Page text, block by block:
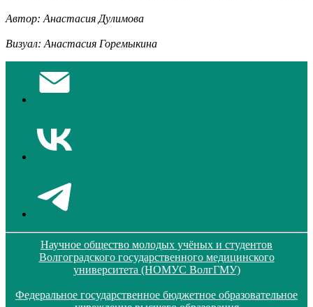
Автор: Анастасия Дулимова
Визуал: Анастасия Горемыкина
Научное общество молодых учёных и студентов
Волгоградского государственного медицинского
университета (НОМУС ВолгГМУ)
Федеральное государственное бюджетное образовательное